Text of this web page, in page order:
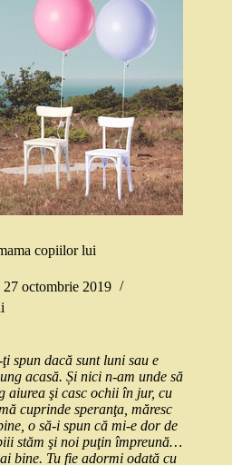
copiilor lui
27 octombrie 2019
spun dacă sunt luni sau e
acasă. Și nici n‑am unde să
aiurea şi casc ochii în jur, cu
cuprinde speranţa, măresc
o să‑i spun că mi‑e dor de
stăm şi noi puţin împreună…
bine. Tu fie adormi odată cu